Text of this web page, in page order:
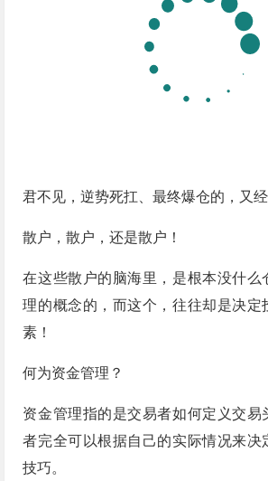
君不见，逆势死扛、最终爆仓的，又
散户，散户，还是散户！
在这些散户的脑海里，是根本没什么
理的概念的，而这个，往往却是决定
素！
何为资金管理？
资金管理指的是交易者如何定义交易
者完全可以根据自己的实际情况来决
技巧。